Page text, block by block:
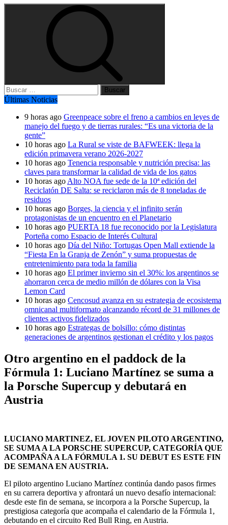
Buscar:
Últimas Noticias
9 horas ago Greenpeace sobre el freno a cambios en leyes de
manejo del fuego y de tierras rurales: “Es una victoria de la
gente”
10 horas ago La Rural se viste de BAFWEEK: llega la
edición primavera verano 2026-2027
10 horas ago Tenencia responsable y nutrición precisa: las
claves para transformar la calidad de vida de los gatos
10 horas ago Alto NOA fue sede de la 10ª edición del
Reciclatón DE Salta: se reciclaron más de 8 toneladas de
residuos
10 horas ago Borges, la ciencia y el infinito serán
protagonistas de un encuentro en el Planetario
10 horas ago PUERTA 18 fue reconocido por la Legislatura
Porteña como Espacio de Interés Cultural
10 horas ago Día del Niño: Tortugas Open Mall extiende la
“Fiesta En la Granja de Zenón” y suma propuestas de
entretenimiento para toda la familia
10 horas ago El primer invierno sin el 30%: los argentinos se
ahorraron cerca de medio millón de dólares con la Visa
Lemon Card
10 horas ago Cencosud avanza en su estrategia de ecosistema
omnicanal multiformato alcanzando récord de 31 millones de
clientes activos fidelizados
10 horas ago Estrategas de bolsillo: cómo distintas
generaciones de argentinos gestionan el crédito y los pagos
Otro argentino en el paddock de la
Fórmula 1: Luciano Martínez se suma a
la Porsche Supercup y debutará en
Austria
LUCIANO MARTINEZ, EL JOVEN PILOTO ARGENTINO,
SE SUMA A LA PORSCHE SUPERCUP, CATEGORÍA QUE
ACOMPAÑA A LA FÓRMULA 1. SU DEBUT ES ESTE FIN
DE SEMANA EN AUSTRIA.
El piloto argentino Luciano Martínez continúa dando pasos firmes
en su carrera deportiva y afrontará un nuevo desafío internacional:
desde este fin de semana, se incorpora a la Porsche Supercup, la
prestigiosa categoría que acompaña el calendario de la Fórmula 1,
debutando en el circuito Red Bull Ring, en Austria.